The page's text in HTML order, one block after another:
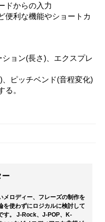
ドからの入力
便利な機能やショートカ
ション(長さ)、エクスプレ
ピッチベンド(音程変化)
る。
ー
メロディー、フレーズの制作を
を使わずにロジカルに検討して
す。 J-Rock、J-POP、K-